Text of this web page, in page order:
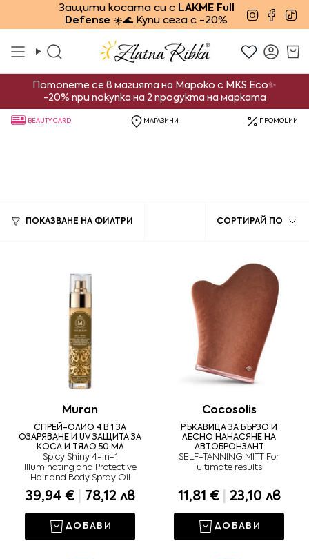
Потопете се в магията на Мароко с MKS Eco✨
-20% при покупка на 2 продукта на марката
Защити косата си с LAKME Full
Defense ☀️🌊 Купи сега с -20%
Търсене
BEAUTY CARD МАГАЗИНИ ПРОМОЦИИ
ПОКАЗВАНЕ НА ФИЛТРИ СОРТИРАЙ ПО
Muran
СПРЕЙ-ОЛИО 4 В 1 ЗА
ОЗАРЯВАНЕ И UV ЗАЩИТА ЗА
КОСА И ТЯЛО 50 МЛ
Spicy Shiny 4-in-1
Illuminating and Protective
Hair and Body Spray Oil
39,94 € 78,12 лв
ДОБАВИ
Cocosolis
РЪКАВИЦА ЗА БЪРЗО И
ЛЕСНО НАНАСЯНЕ НА
АВТОБРОНЗАНТ
SELF-TANNING MITT For
ultimate results
11,81 € 23,10 лв
ДОБАВИ